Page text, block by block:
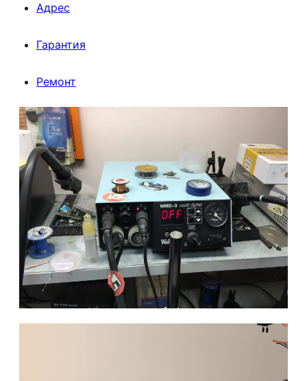
Адрес
Гарантия
Ремонт